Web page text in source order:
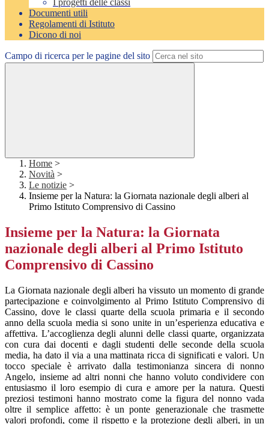
I progetti delle classi
Documenti utili
Regolamenti di Istituto
Dicono di noi
Campo di ricerca per le pagine del sito
Home >
Novità >
Le notizie >
Insieme per la Natura: la Giornata nazionale degli alberi al
Primo Istituto Comprensivo di Cassino
Insieme per la Natura: la Giornata
nazionale degli alberi al Primo Istituto
Comprensivo di Cassino
La Giornata nazionale degli alberi ha vissuto un momento di grande
partecipazione e coinvolgimento al Primo Istituto Comprensivo di
Cassino, dove le classi quarte della scuola primaria e il secondo
anno della scuola media si sono unite in un’esperienza educativa e
affettiva. L’accoglienza degli alunni delle classi quarte, organizzata
con cura dai docenti e dagli studenti delle seconde della scuola
media, ha dato il via a una mattinata ricca di significati e valori. Un
tocco speciale è arrivato dalla testimonianza sincera di nonno
Angelo, insieme ad altri nonni che hanno voluto condividere con
entusiasmo il loro esempio di cura e amore per la natura. Questi
preziosi testimoni hanno mostrato come la figura del nonno vada
oltre il semplice affetto: è un ponte generazionale che trasmette
valori profondi, come il rispetto e la protezione degli alberi, in un